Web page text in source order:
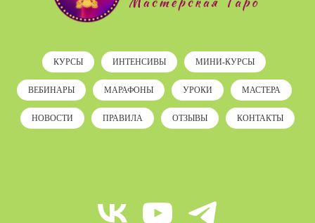
КУРСЫ ИНТЕНСИВЫ МИНИ-КУРСЫ
ВЕБИНАРЫ МАРАФОНЫ УРОКИ МАСТЕРА
НОВОСТИ ПРАВИЛА ОТЗЫВЫ КОНТАКТЫ